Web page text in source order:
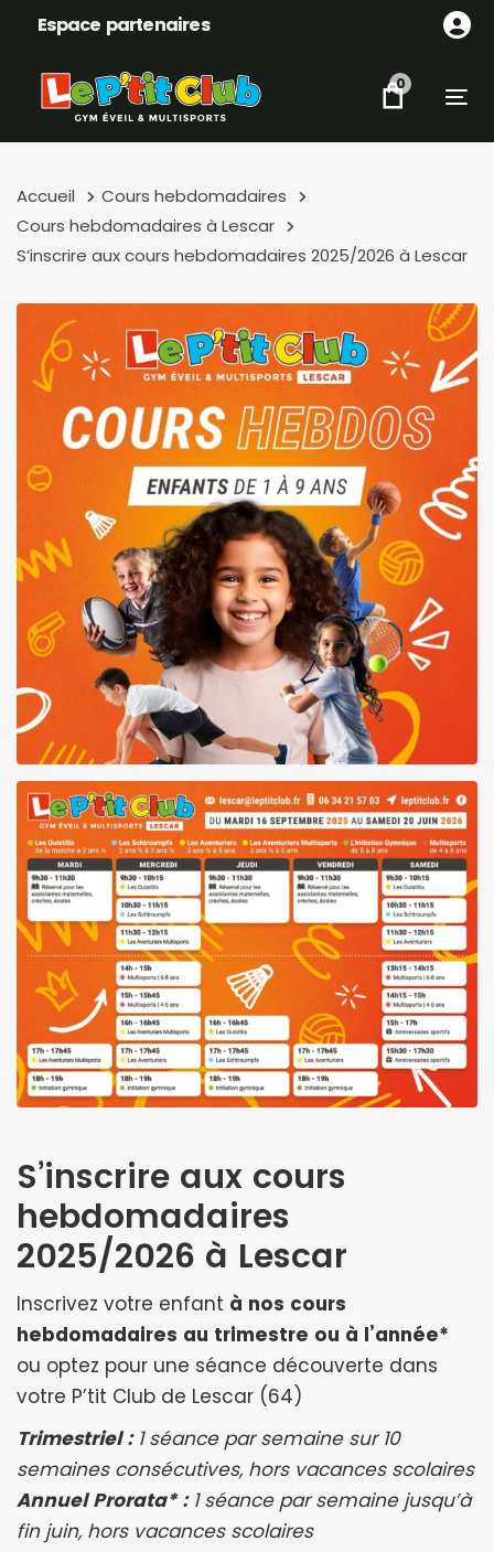
content
Espace partenaires
0
Accueil
Cours hebdomadaires
Cours hebdomadaires à Lescar
S’inscrire aux cours hebdomadaires 2025/2026 à Lescar
S’inscrire aux cours
hebdomadaires
2025/2026 à Lescar
Inscrivez votre enfant à nos cours
hebdomadaires au trimestre ou à l’année*
ou optez pour une séance découverte dans
votre P’tit Club de Lescar (64)
Trimestriel : 1 séance par semaine sur 10
semaines consécutives, hors vacances scolaires
Annuel Prorata* : 1 séance par semaine jusqu’à
fin juin, hors vacances scolaires